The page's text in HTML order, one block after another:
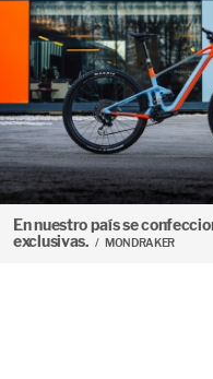
En nuestro país se
exclusivas.
MONDRAKER